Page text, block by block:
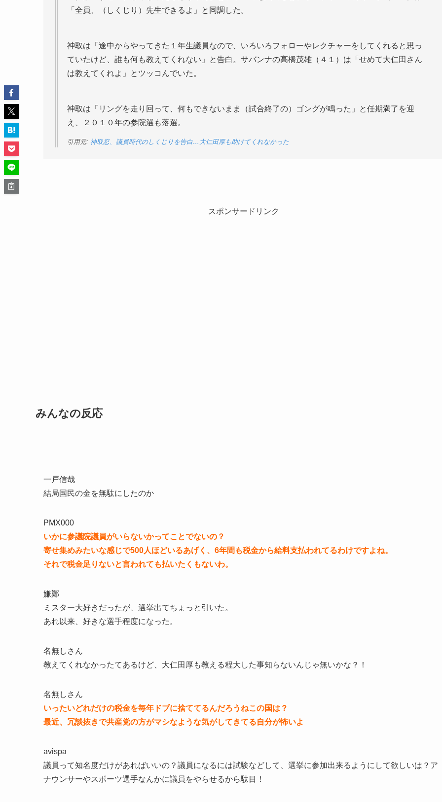
「全員、（しくじり）先生できるよ」と同調した。
神取は「途中からやってきた１年生議員なので、いろいろフォローやレクチャーをしてくれると思っ
ていたけど、誰も何も教えてくれない」と告白。サバンナの高橋茂雄（４１）は「せめて大仁田さん
は教えてくれよ」とツッコんでいた。
神取は「リングを走り回って、何もできないまま（試合終了の）ゴングが鳴った」と任期満了を迎
え、２０１０年の参院選も落選。
引用元: 神取忍、議員時代のしくじりを告白…大仁田厚も助けてくれなかった
スポンサードリンク
みんなの反応
一戸信哉
結局国民の金を無駄にしたのか
PMX000
いかに参議院議員がいらないかってことでないの？
寄せ集めみたいな感じで500人ほどいるあげく、6年間も税金から給料支払われてるわけですよね。
それで税金足りないと言われても払いたくもないわ。
嫌鄭
ミスター大好きだったが、選挙出てちょっと引いた。
あれ以来、好きな選手程度になった。
名無しさん
教えてくれなかったてあるけど、大仁田厚も教える程大した事知らないんじゃ無いかな？！
名無しさん
いったいどれだけの税金を毎年ドブに捨ててるんだろうねこの国は？
最近、冗談抜きで共産党の方がマシなような気がしてきてる自分が怖いよ
avispa
議員って知名度だけがあればいいの？議員になるには試験などして、選挙に参加出来るようにして欲しいは？ア
ナウンサーやスポーツ選手なんかに議員をやらせるから駄目！